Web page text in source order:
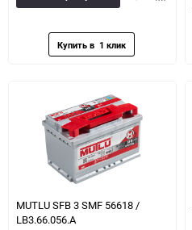
MUTLU SFB 3 SMF 56618 /
LB3.66.056.A